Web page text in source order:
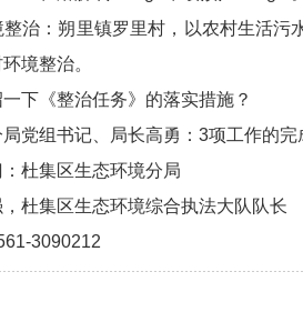
治：朔里镇罗里村，以农村生活
境整治。
下《整治任务》的落实措施？
党组书记、局长高勇：3项工作的
杜集区生态环境分局
杜集区生态环境综合执法大队队长
3090212